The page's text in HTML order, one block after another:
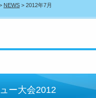
NEWS > 2012年7月
ー大会2012